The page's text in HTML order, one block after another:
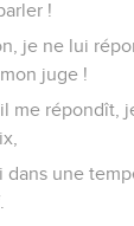
!
je ne lui
juge !
me répondît,
dans une